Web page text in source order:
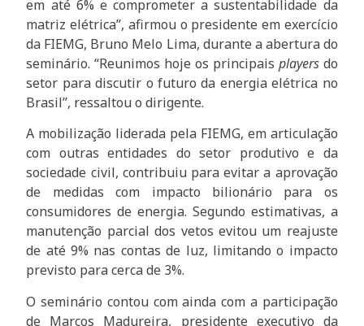
em até 6% e comprometer a sustentabilidade da
matriz elétrica”, afirmou o presidente em exercício
da FIEMG, Bruno Melo Lima, durante a abertura do
seminário. “Reunimos hoje os principais players do
setor para discutir o futuro da energia elétrica no
Brasil’’, ressaltou o dirigente.
A mobilização liderada pela FIEMG, em articulação
com outras entidades do setor produtivo e da
sociedade civil, contribuiu para evitar a aprovação
de medidas com impacto bilionário para os
consumidores de energia. Segundo estimativas, a
manutenção parcial dos vetos evitou um reajuste
de até 9% nas contas de luz, limitando o impacto
previsto para cerca de 3%.
O seminário contou com ainda com a participação
de Marcos Madureira, presidente executivo da